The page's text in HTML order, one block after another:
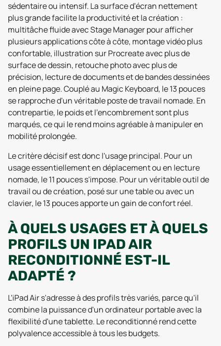
sédentaire ou intensif. La surface d'écran nettement
plus grande facilite la productivité et la création :
multitâche fluide avec Stage Manager pour afficher
plusieurs applications côte à côte, montage vidéo plus
confortable, illustration sur Procreate avec plus de
surface de dessin, retouche photo avec plus de
précision, lecture de documents et de bandes dessinées
en pleine page. Couplé au Magic Keyboard, le 13 pouces
se rapproche d'un véritable poste de travail nomade. En
contrepartie, le poids et l'encombrement sont plus
marqués, ce qui le rend moins agréable à manipuler en
mobilité prolongée.
Le critère décisif est donc l'usage principal. Pour un
usage essentiellement en déplacement ou en lecture
nomade, le 11 pouces s'impose. Pour un véritable outil de
travail ou de création, posé sur une table ou avec un
clavier, le 13 pouces apporte un gain de confort réel.
À QUELS USAGES ET À QUELS
PROFILS UN IPAD AIR
RECONDITIONNÉ EST-IL
ADAPTÉ ?
L'iPad Air s'adresse à des profils très variés, parce qu'il
combine la puissance d'un ordinateur portable avec la
flexibilité d'une tablette. Le reconditionné rend cette
polyvalence accessible à tous les budgets.